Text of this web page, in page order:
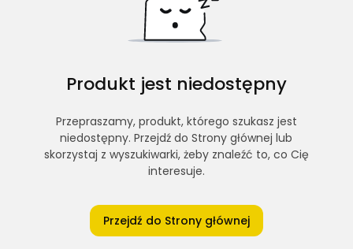
Produkt jest niedostępny
Przepraszamy, produkt, którego szukasz jest
niedostępny. Przejdź do Strony głównej lub
skorzystaj z wyszukiwarki, żeby znaleźć to, co Cię
interesuje.
Przejdź do Strony głównej